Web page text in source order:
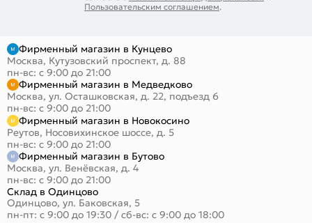
Пользовательским соглашением.
Фирменный магазин в Кунцево
Москва, Кутузовский проспект, д. 88
пн-вс: с 9:00 до 21:00
Фирменный магазин в Медведково
Москва, ул. Осташковская, д. 22, подъезд 6
пн-вс: с 9:00 до 21:00
Фирменный магазин в Новокосино
Реутов, Носовихинское шоссе, д. 5
пн-вс: с 9:00 до 21:00
Фирменный магазин в Бутово
Москва, ул. Венёвская, д. 4
пн-вс: с 9:00 до 21:00
Склад в Одинцово
Одинцово, ул. Баковская, 5
пн-пт: с 9:00 до 19:30 / сб-вс: с 9:00 до 18:00